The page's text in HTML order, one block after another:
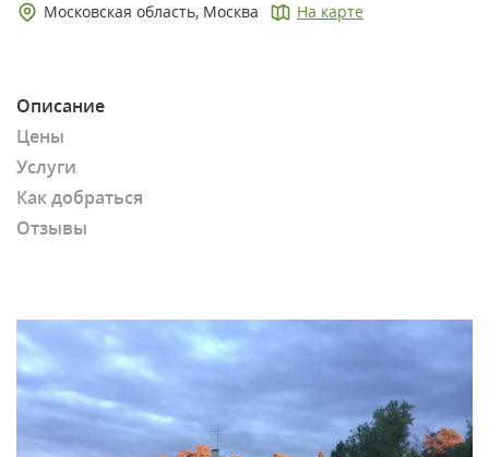
Московская область, Москва
На карте
Описание
Цены
Услуги
Как добраться
Отзывы